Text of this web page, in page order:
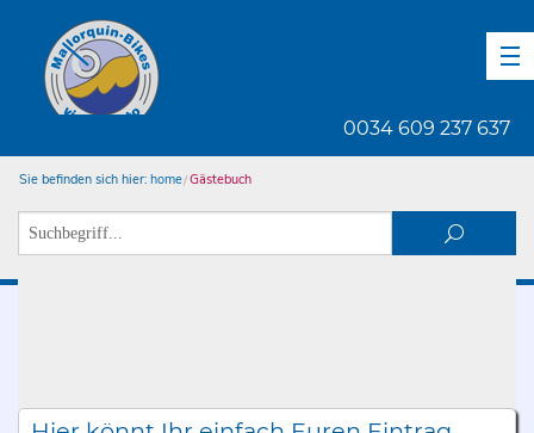
0034 609 237 637
Sie befinden sich hier: home Gästebuch